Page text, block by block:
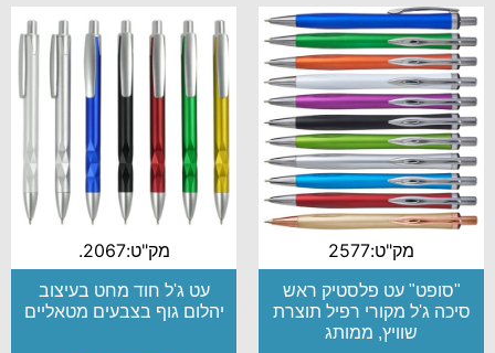
מק"ט:2577
"סופט" עט פלסטיק ראש
סיכה ג'ל מקורי רפיל תוצרת
שוויץ, ממותג
מק"ט:2067.
עט ג'ל חוד מחט בעיצוב
יהלום גוף בצבעים מטאליים